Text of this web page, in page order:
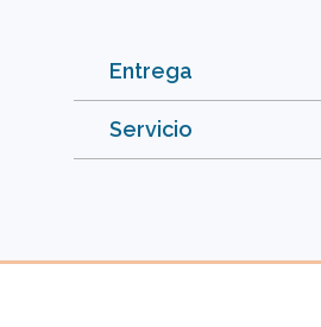
Entrega
Servicio